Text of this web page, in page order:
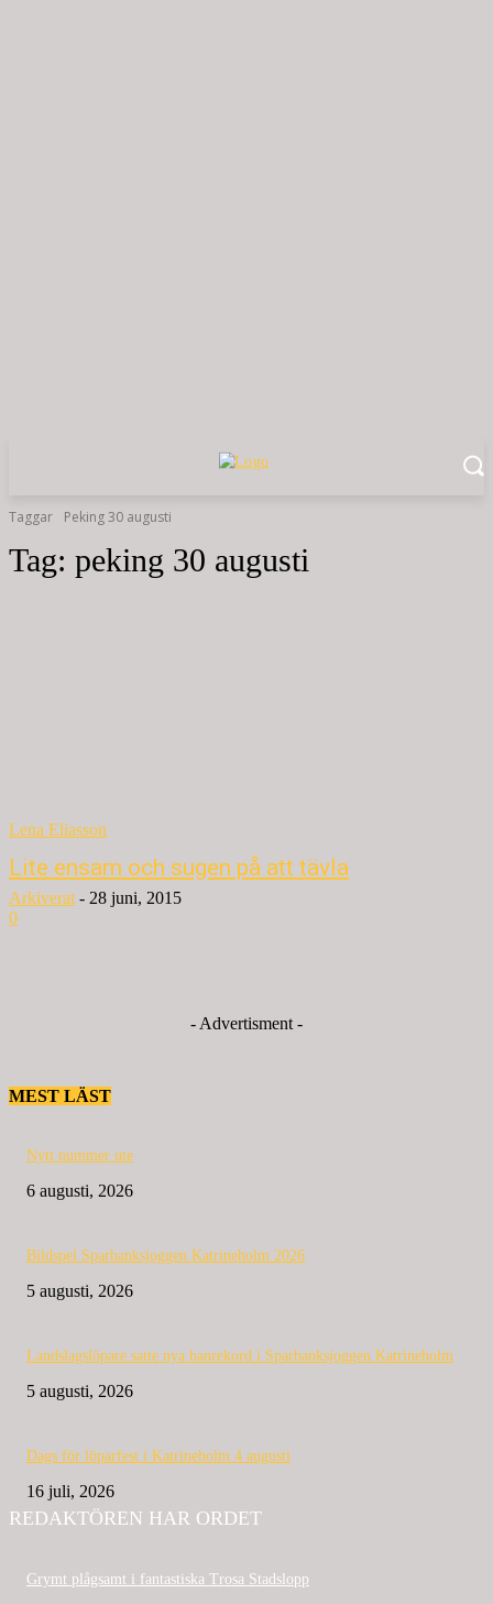
Taggar Peking 30 augusti
Tag: peking 30 augusti
Lena Eliasson
Lite ensam och sugen på att tävla
Arkiverat - 28 juni, 2015
0
- Advertisment -
MEST LÄST
Nytt nummer ute
6 augusti, 2026
Bildspel Sparbanksjoggen Katrineholm 2026
5 augusti, 2026
Landslagslöpare satte nya banrekord i Sparbanksjoggen Katrineholm
5 augusti, 2026
Dags för löparfest i Katrineholm 4 augusti
16 juli, 2026
REDAKTÖREN HAR ORDET
Grymt plågsamt i fantastiska Trosa Stadslopp